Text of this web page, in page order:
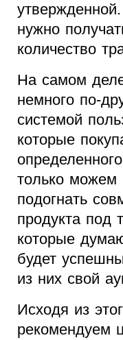
нужно
количество
На самом
немного по-
системой
которые
только можем
подогнать
продукта под
которые
будет
из них свой
Исходя из
рекомендуем